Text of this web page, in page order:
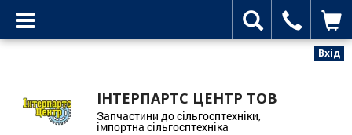
Вхід
ІНТЕРПАРТС ЦЕНТР ТОВ
Запчастини до сільгосптехніки,
імпортна сільгосптехніка